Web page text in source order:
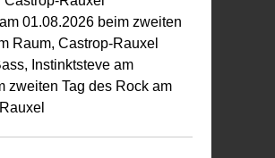
01.08.2026 beim zweiten
Raum, Castrop-Rauxel
Instinktsteve am
zweiten Tag des Rock am